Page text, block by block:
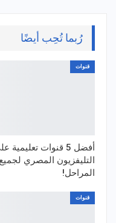
رُبما تُحِب أيضًا
قنوات
أفضل 5 قنوات تعليمية
التليفزيون المصري لجميع
المراحل!
قنوات